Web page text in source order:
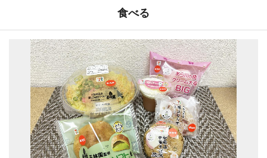
食べる